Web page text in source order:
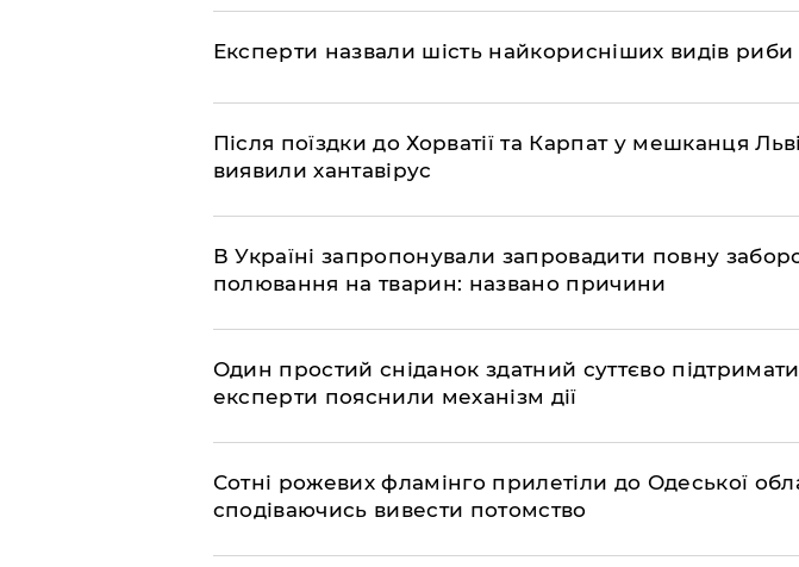
Експерти назвали шість найкорисніших видів риби
Після поїздки до Хорватії та Карпат у мешканця
виявили хантавірус
В Україні запропонували запровадити повну
полювання на тварин: названо причини
Один простий сніданок здатний суттєво
експерти пояснили механізм дії
Сотні рожевих фламінго прилетіли до Одеської
сподіваючись вивести потомство